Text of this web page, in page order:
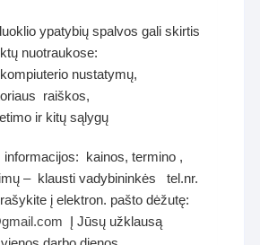
ypatybių spalvos gali skirtis
nuotraukose:
nustatymų,
raiškos,
ir kitų sąlygų
kainos, termino ,
– klausti vadybininkės tel.nr.
į elektron. pašto dėžutę:
Į Jūsų užklausą